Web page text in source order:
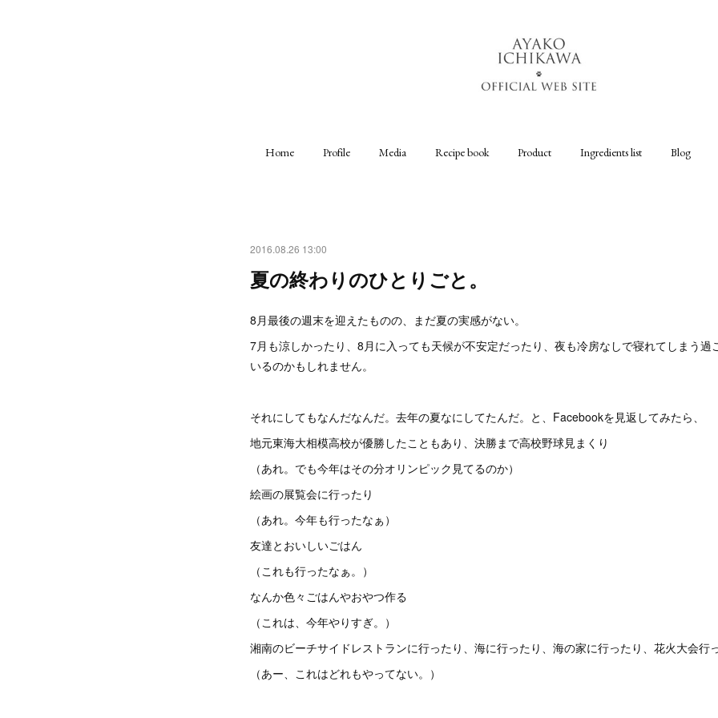
Home Profile Media Recipe book Product Ingredients list Blog
2016.08.26 13:00
夏の終わりのひとりごと。
8月最後の週末を迎えたものの、まだ夏の実感がない。
7月も涼しかったり、8月に入っても天候が不安定だったり、夜も冷房なしで寝れてしまう過
いるのかもしれません。
それにしてもなんだなんだ。去年の夏なにしてたんだ。と、Facebookを見返してみたら、
地元東海大相模高校が優勝したこともあり、決勝まで高校野球見まくり
（あれ。でも今年はその分オリンピック見てるのか）
絵画の展覧会に行ったり
（あれ。今年も行ったなぁ）
友達とおいしいごはん
（これも行ったなぁ。）
なんか色々ごはんやおやつ作る
（これは、今年やりすぎ。）
湘南のビーチサイドレストランに行ったり、海に行ったり、海の家に行ったり、花火大会行
（あー、これはどれもやってない。）